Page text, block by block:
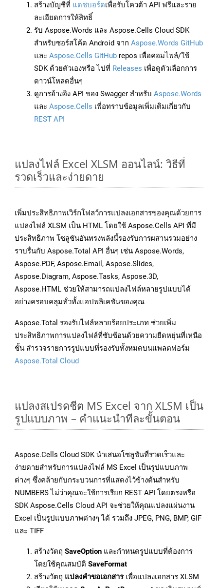
สร้างบัญชีที่ แดชบอร์ดเพื่อรับโควต้า API ฟรีและราย
ละเอียดการให้สิทธิ์
รับ Aspose.Words และ Aspose.Cells Cloud SDK
สำหรับซอร์สโค้ด Android จาก Aspose.Words GitHub
และ Aspose.Cells GitHub repos เพื่อคอมไพล์/ใช้
SDK ด้วยตัวเองหรือ ไปที่ Releases เพื่อดูตัวเลือกการ
ดาวน์โหลดอื่นๆ
ดูการอ้างอิง API ของ Swagger สำหรับ Aspose.Words
และ Aspose.Cells เพื่อทราบข้อมูลเพิ่มเติมเกี่ยวกับ
REST API
แปลงไฟล์ Excel XLSM ออนไลน์: วิธีที่
รวดเร็วและง่ายดาย
เพิ่มประสิทธิภาพเวิร์กโฟลว์การแปลงเอกสารของคุณด้วยการ
แปลงไฟล์ XLSM เป็น HTML โดยใช้ Aspose.Cells API ที่มี
ประสิทธิภาพ โซลูชันอันทรงพลังนี้รองรับการผสานรวมอย่าง
ราบรื่นกับ Aspose.Total API อื่นๆ เช่น Aspose.Words,
Aspose.PDF, Aspose.Email, Aspose.Slides,
Aspose.Diagram, Aspose.Tasks, Aspose.3D,
Aspose.HTML ช่วยให้สามารถแปลงไฟล์หลายรูปแบบได้
อย่างครอบคลุมทั่วทั้งแอปพลิเคชันของคุณ
Aspose.Total รองรับไฟล์หลายร้อยประเภท ช่วยเพิ่ม
ประสิทธิภาพการแปลงไฟล์ที่ซับซ้อนด้วยความยืดหยุ่นที่เหนือ
ชั้น สำรวจรายการรูปแบบที่รองรับทั้งหมดบนแพลตฟอร์ม
Aspose.Total Cloud
แปลงสเปรดชีต MS Excel จาก XLSM เป็น
รูปแบบภาพ – คำแนะนำทีละขั้นตอน
Aspose.Cells Cloud SDK นำเสนอโซลูชันที่รวดเร็วและ
ง่ายดายสำหรับการแปลงไฟล์ MS Excel เป็นรูปแบบภาพ
ต่างๆ ซึ่งคล้ายกับกระบวนการที่แสดงไว้ข้างต้นสำหรับ
NUMBERS ไม่ว่าคุณจะใช้การเรียก REST API โดยตรงหรือ
SDK Aspose.Cells Cloud API จะช่วยให้คุณแปลงแผ่นงาน
Excel เป็นรูปแบบภาพต่างๆ ได้ รวมถึง JPEG, PNG, BMP, GIF
และ TIFF
สร้างวัตถุ SaveOption และกำหนดรูปแบบที่ต้องการ
โดยใช้คุณสมบัติ SaveFormat
สร้างวัตถุ แปลงคำขอเอกสารเพื่อแปลงเอกสาร XLSM